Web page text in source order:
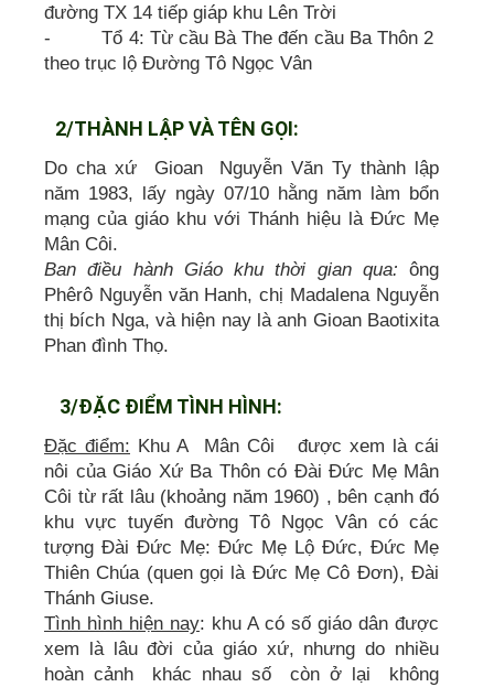
đường TX 14 tiếp giáp khu Lên Trời
- Tổ 4: Từ cầu Bà The đến cầu Ba Thôn 2
theo trục lộ Đường Tô Ngọc Vân
2/THÀNH LẬP VÀ TÊN GỌI:
Do cha xứ Gioan Nguyễn Văn Ty thành lập
năm 1983, lấy ngày 07/10 hằng năm làm bổn
mạng của giáo khu với Thánh hiệu là Đức Mẹ
Mân Côi.
Ban điều hành Giáo khu thời gian qua: ông
Phêrô Nguyễn văn Hanh, chị Madalena Nguyễn
thị bích Nga, và hiện nay là anh Gioan Baotixita
Phan đình Thọ.
3/ĐẶC ĐIỂM TÌNH HÌNH:
Đặc điểm: Khu A Mân Côi được xem là cái
nôi của Giáo Xứ Ba Thôn có Đài Đức Mẹ Mân
Côi từ rất lâu (khoảng năm 1960) , bên cạnh đó
khu vực tuyến đường Tô Ngọc Vân có các
tượng Đài Đức Mẹ: Đức Mẹ Lộ Đức, Đức Mẹ
Thiên Chúa (quen gọi là Đức Mẹ Cô Đơn), Đài
Thánh Giuse.
Tình hình hiện nay: khu A có số giáo dân được
xem là lâu đời của giáo xứ, nhưng do nhiều
hoàn cảnh khác nhau số còn ở lại không